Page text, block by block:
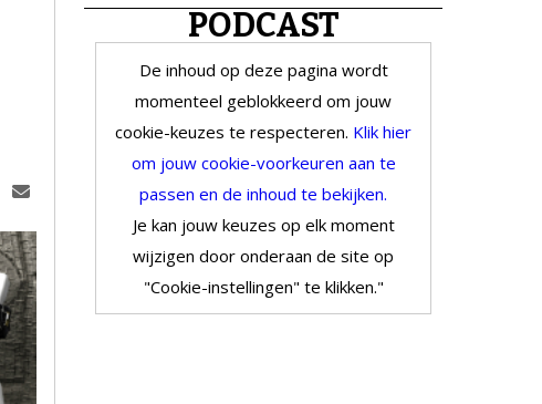
PODCAST
De inhoud op deze pagina wordt
momenteel geblokkeerd om jouw
cookie-keuzes te respecteren. Klik hier
om jouw cookie-voorkeuren aan te
passen en de inhoud te bekijken.
Je kan jouw keuzes op elk moment
wijzigen door onderaan de site op
"Cookie-instellingen" te klikken."